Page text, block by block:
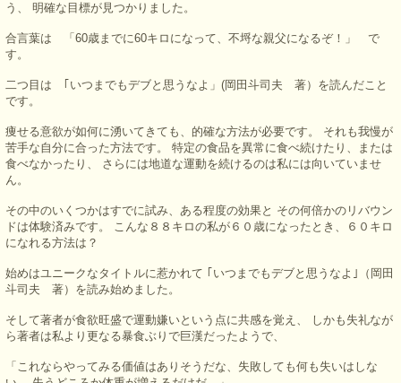
う、 明確な目標が見つかりました。
合言葉は 「60歳までに60キロになって、不埒な親父になるぞ！」 で
す。
二つ目は ｢いつまでもデブと思うなよ」(岡田斗司夫 著）を読んだこと
です。
痩せる意欲が如何に湧いてきても、的確な方法が必要です。 それも我慢が
苦手な自分に合った方法です。 特定の食品を異常に食べ続けたり、または
食べなかったり、 さらには地道な運動を続けるのは私には向いていませ
ん。
その中のいくつかはすでに試み、ある程度の効果と その何倍かのリバウン
ドは体験済みです。 こんな８８キロの私が６０歳になったとき、６０キロ
になれる方法は？
始めはユニークなタイトルに惹かれて ｢いつまでもデブと思うなよ｣（岡田
斗司夫 著）を読み始めました。
そして著者が食欲旺盛で運動嫌いという点に共感を覚え、 しかも失礼なが
ら著者は私より更なる暴食ぶりで巨漢だったようで、
「これならやってみる価値はありそうだな、失敗しても何も失いはしな